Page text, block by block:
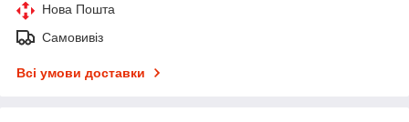
Нова Пошта
Самовивіз
Всі умови доставки